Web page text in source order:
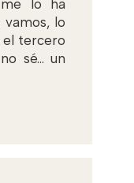
lo ha
vamos, lo
el tercero
sé... un